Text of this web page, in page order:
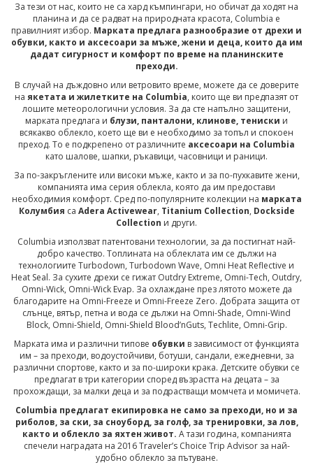
За тези от нас, които не са хард къмпингари, но обичат да ходят на
планина и да се радват на природната красота, Columbia е
правилният избор. Марката предлага разнообразие от дрехи и
обувки, както и аксесоари за мъже, жени и деца, които да им
дадат сигурност и комфорт по време на планинските
преходи.
В случай на дъждовно или ветровито време, можете да се доверите
на якетата и жилетките на Columbia, които ще ви предпазят от
лошите метеорологични условия. За да сте напълно защитени,
марката предлага и блузи, панталони, клинове, тениски и
всякакво облекло, което ще ви е необходимо за топъл и спокоен
преход. То е подкрепено от различните аксесоари на Columbia
като шалове, шапки, ръкавици, часовници и раници.
За по-закръглените или високи мъже, както и за по-пухкавите жени,
компанията има серия облекла, която да им предостави
необходимия комфорт. Сред по-популярните колекции на марката
Колумбия са Adera Activewear, Titanium Collection, Dockside
Collection и други.
Columbia използват патентовани технологии, за да постигнат най-
добро качество. Топлината на облеклата им се дължи на
технологиите Turbodown, Turbodown Wave, Omni Heat Reflective и
Heat Seal. За сухите дрехи се гижат Outdry Extreme, Omni-Tech, Outdry,
Omni-Wick, Omni-Wick Evap. За охлаждане през лятото можете да
благодарите на Omni-Freeze и Omni-Freeze Zero. Добрата защита от
слънце, вятър, петна и вода се дължи на Omni-Shade, Omni-Wind
Block, Omni-Shield, Omni-Shield Blood’nGuts, Techlite, Omni-Grip.
Марката има и различни типове обувки в зависимост от функцията
им – за преходи, водоустойчиви, ботуши, сандали, ежедневни, за
различни спортове, както и за по-широки крака. Детските обувки се
предлагат в три категории според възрастта на децата – за
прохождащи, за малки деца и за подрастващи момчета и момичета.
Columbia предлагат екипировка не само за преходи, но и за
риболов, за ски, за сноуборд, за голф, за тренировки, за лов,
както и облекло за яхтен живот. А тази година, компанията
спечели наградата на 2016 Traveler’s Choice Trip Advisor за най-
удобно облекло за пътуване.